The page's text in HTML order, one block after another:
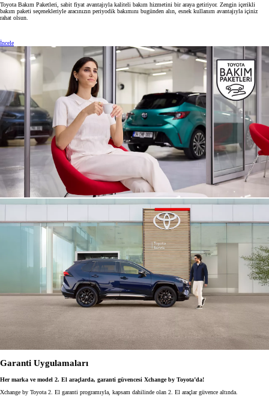
Toyota Bakım Paketleri, sabit fiyat avantajıyla kaliteli bakım hizmetini bir araya getiriyor. Zengin içerikli
bakım paketi seçenekleriyle aracınızın periyodik bakımını bugünden alın, esnek kullanım avantajıyla içiniz
rahat olsun.
İncele
Garanti Uygulamaları
Her marka ve model 2. El araçlarda, garanti güvencesi Xchange by Toyota’da!
Xchange by Toyota 2. El garanti programıyla, kapsam dahilinde olan 2. El araçlar güvence altında.